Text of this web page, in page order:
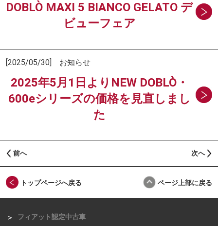
DOBLÒ MAXI 5 BIANCO GELATO デ
ビューフェア
[2025/05/30] お知らせ
2025年5月1日よりNEW DOBLÒ・
600eシリーズの価格を見直しまし
た
前へ 次へ
トップページへ戻る ページ上部に戻る
フィアット認定中古車